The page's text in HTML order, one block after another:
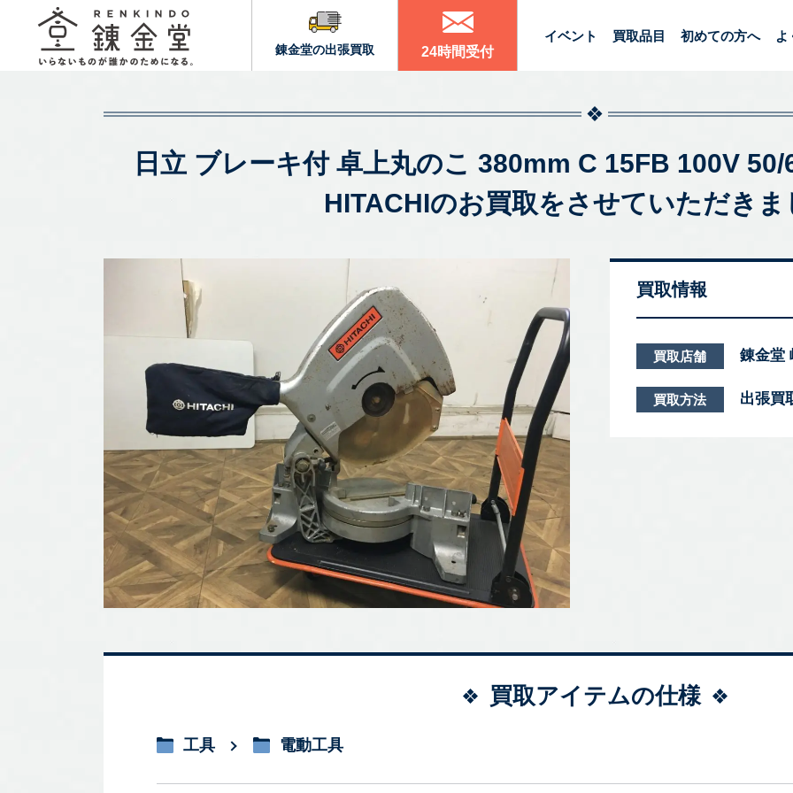
錬金堂の出張買取 24時間受付
イベント 買取品目 初めての方へ よ
日立 ブレーキ付 卓上丸のこ 380mm C 15FB 100V
HITACHIのお買取をさせていただきま
買取情報
買取店舗 錬金堂
買取方法 出張買
買取アイテムの仕様
工具 電動工具